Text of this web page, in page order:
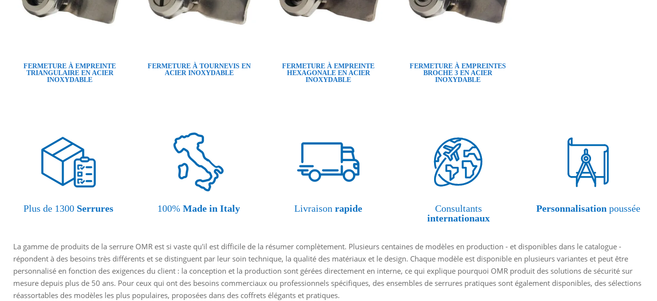
FERMETURE À EMPREINTE
TRIANGULAIRE EN ACIER
INOXYDABLE
FERMETURE À TOURNEVIS EN
ACIER INOXYDABLE
FERMETURE À EMPREINTE
HEXAGONALE EN ACIER
INOXYDABLE
FERMETURE À EMPREINTES
BROCHE 3 EN ACIER
INOXYDABLE
Plus de 1300 Serrures 100% Made in Italy Livraisonrapide
Consultants
internationaux
Personnalisation poussée
La gamme de produits de la serrure OMR est si vaste qu'il est difficile de la résumer complètement. Plusieurs centaines de modèles en production - et disponibles dans le catalogue -
répondent à des besoins très différents et se distinguent par leur soin technique, la qualité des matériaux et le design. Chaque modèle est disponible en plusieurs variantes et peut être
personnalisé en fonction des exigences du client : la conception et la production sont gérées directement en interne, ce qui explique pourquoi OMR produit des solutions de sécurité sur
mesure depuis plus de 50 ans. Pour ceux qui ont des besoins commerciaux ou professionnels spécifiques, des ensembles de serrures pratiques sont également disponibles, des sélections
réassortables des modèles les plus populaires, proposées dans des coffrets élégants et pratiques.